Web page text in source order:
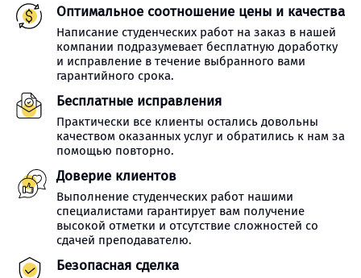
Оптимальное соотношение цены и качества
Написание студенческих работ на заказ в нашей
компании подразумевает бесплатную доработку
и исправление в течение выбранного вами
гарантийного срока.
Бесплатные исправления
Практически все клиенты остались довольны
качеством оказанных услуг и обратились к нам за
помощью повторно.
Доверие клиентов
Выполнение студенческих работ нашими
специалистами гарантирует вам получение
высокой отметки и отсутствие сложностей со
сдачей преподавателю.
Безопасная сделка